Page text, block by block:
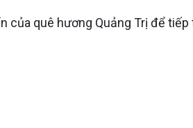
của quê hương Quảng Trị để